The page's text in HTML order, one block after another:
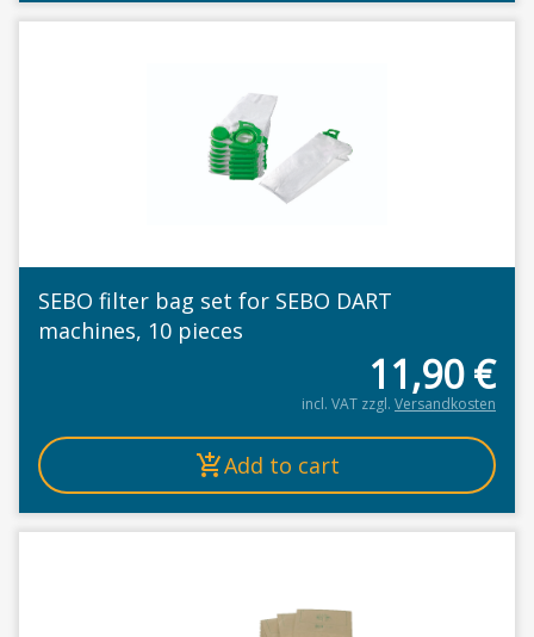
SEBO filter bag set for SEBO DART
machines, 10 pieces
11,90€
incl. VAT zzgl. Versandkosten
Add to cart